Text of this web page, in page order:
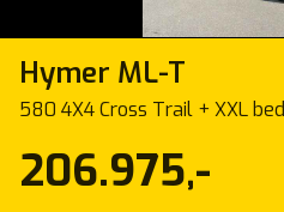
Hymer ML-T
580 4X4 Cross Trail + XXL bed
206.975,-